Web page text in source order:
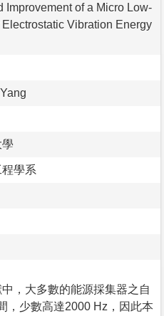
Improvement of a Micro Low-
Electrostatic Vibration Energy
學系
，大多數的能源採集器之自
，少數高達2000 Hz，因此本